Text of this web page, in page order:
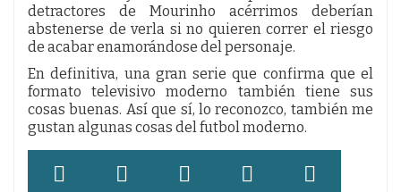
detractores de Mourinho acérrimos deberían
abstenerse de verla si no quieren correr el riesgo
de acabar enamorándose del personaje.
En definitiva, una gran serie que confirma que el
formato televisivo moderno también tiene sus
cosas buenas. Así que sí, lo reconozco, también me
gustan algunas cosas del futbol moderno.